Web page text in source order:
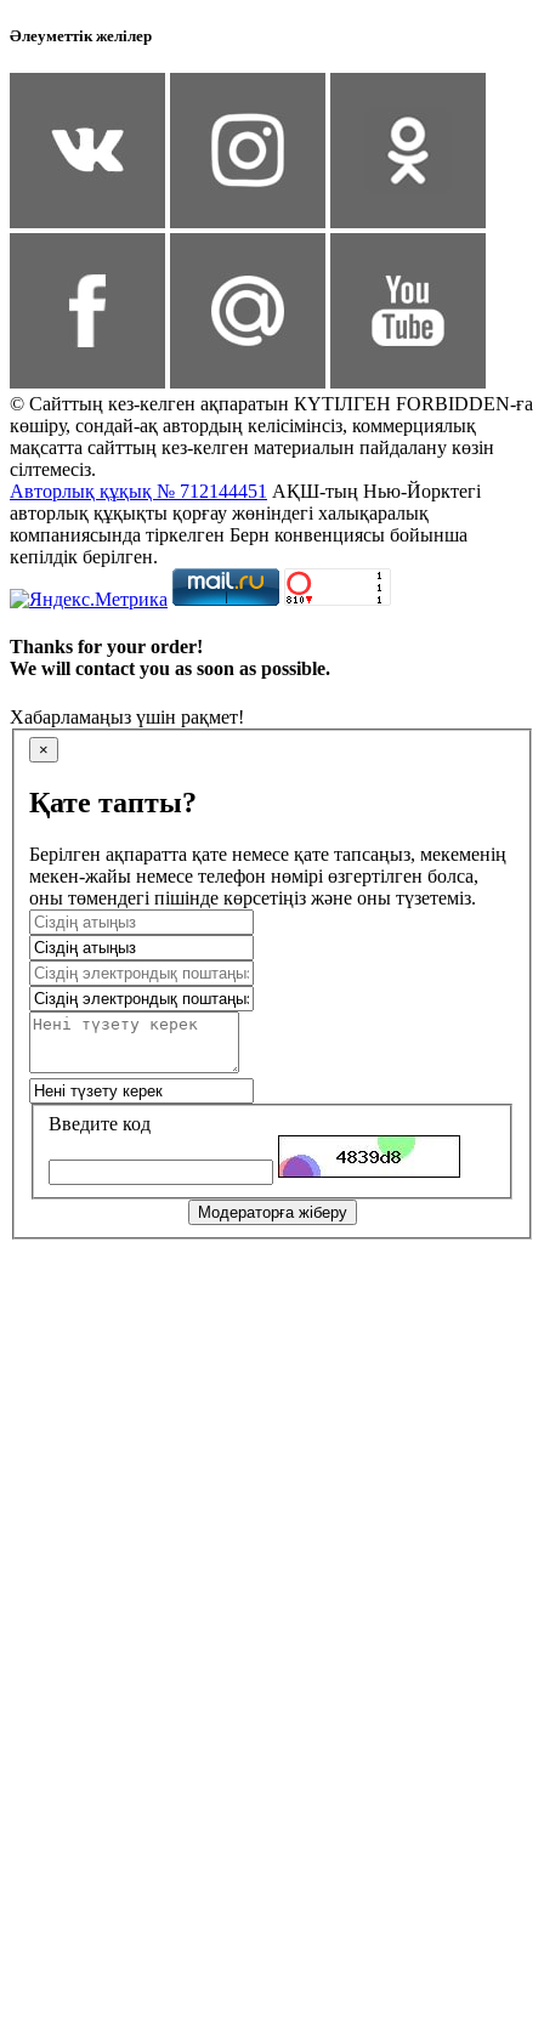
Әлеуметтік желілер
© Сайттың кез-келген ақпаратын КҮТІЛГЕН FORBIDDEN-ға
көшіру, сондай-ақ автордың келісімінсіз, коммерциялық
мақсатта сайттың кез-келген материалын пайдалану көзін
сілтемесіз.
Авторлық құқық № 712144451 АҚШ-тың Нью-Йорктегі
авторлық құқықты қорғау жөніндегі халықаралық
компаниясында тіркелген Берн конвенциясы бойынша
кепілдік берілген.
Thanks for your order!
We will contact you as soon as possible.
Хабарламаңыз үшін рақмет!
×
Қате тапты?
Берілген ақпаратта қате немесе қате тапсаңыз, мекеменің
мекен-жайы немесе телефон нөмірі өзгертілген болса,
оны төмендегі пішінде көрсетіңіз және оны түзетеміз.
Введите код
Модераторға жіберу